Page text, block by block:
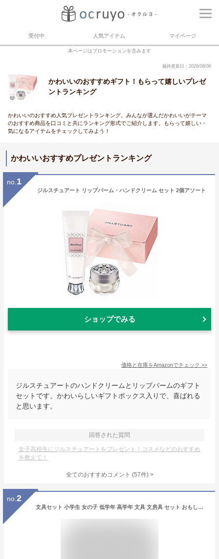
受付中 人気アイテム マイページ
本ページはプロモーションを含みます
最終更新日：2026/08/06
かわいいのおすすめギフト！もらって嬉しいプレゼ
ントランキング
かわいいのおすすめ人気プレゼントランキング。みんなが選んだかわいいがテーマ
のおすすめ商品を口コミと共にランキング形式でご紹介します。もらって嬉しい・
気になるアイテムをチェックしてみよう！
かわいいおすすめプレゼントランキング
no. 1
ジルスチュアート リップバーム・ハンドクリーム セット 2個アソート
ショップでみる
価格と在庫をAmazonでチェック >>
ジルスチュアートのハンドクリームとリップバームのギフト
セットです。かわいらしいギフトボックス入りで、喜ばれる
と思います。
回答された質問
女子高校生にジルスチュアートをプレゼント！コスメなどのおすすめ
を教えて！
全てのおすすめコメント (57件) >
no. 2
文具セット 小学生 女の子 低学年 高学年 文具 文房具 セット おもしろ 大量 子供会 イベント 景品 ビンゴ くじ引き 詰め合わせ 発表会 1000 円 子供 子ども こども 女子 プチギフト ギフト プレゼント 誕生日 お菓子 縁日 夏祭り 韓国 卒園 タピオカ 学童 塾 クリスマス